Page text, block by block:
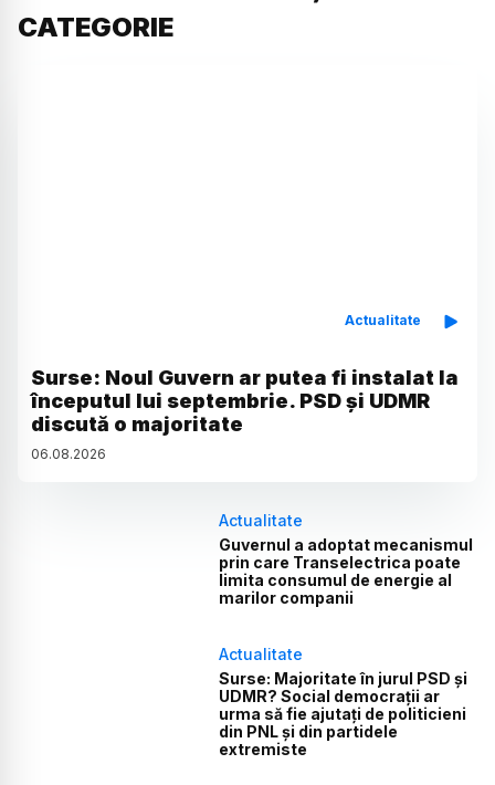
CATEGORIE
Actualitate
Surse: Noul Guvern ar putea fi instalat la
începutul lui septembrie. PSD și UDMR
discută o majoritate
06.08.2026
Actualitate
Guvernul a adoptat mecanismul
prin care Transelectrica poate
limita consumul de energie al
marilor companii
Actualitate
Surse: Majoritate în jurul PSD și
UDMR? Social democrații ar
urma să fie ajutați de politicieni
din PNL și din partidele
extremiste